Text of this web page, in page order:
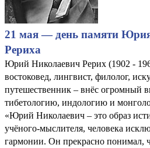
21 мая — день памяти
Рериха
Юрий Николаевич Рерих (1902 -
востоковед, лингвист, филолог,
путешественник – внёс огромный
тибетологию, индологию и
«Юрий Николаевич – это образ
учёного-мыслителя, человека
гармонии. Он прекрасно понимал,